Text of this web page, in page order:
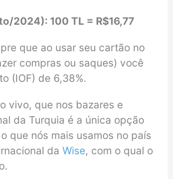
2024): 100 TL = R$16,77
que ao usar seu cartão no
compras ou saques) você
(IOF) de 6,38%.
vivo, que nos bazares e
da Turquia é a única opção
que nós mais usamos no país
da Wise, com o qual o